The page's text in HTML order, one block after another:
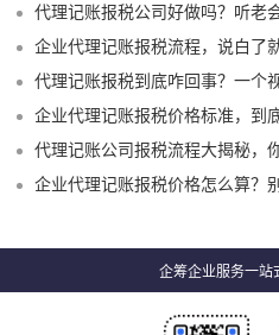
代理记账报税公司好做吗？听老
企业代理记账报税流程，说白了就
代理记账报税到底咋回事？一个视频讲
企业代理记账报税价格标准，到
代理记账公司报税流程大揭秘，
企业代理记账报税价格怎么算？别
企筹企业服务一站